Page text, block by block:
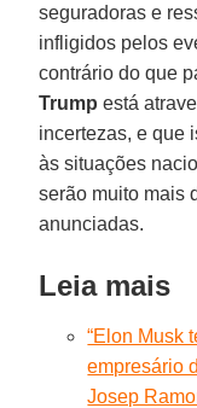
seguradoras e
infligidos pelos
contrário do que
Trump está
incertezas, e que
às situações
serão muito mais
anunciadas.
Leia mais
“Elon Musk
empresário
Josep